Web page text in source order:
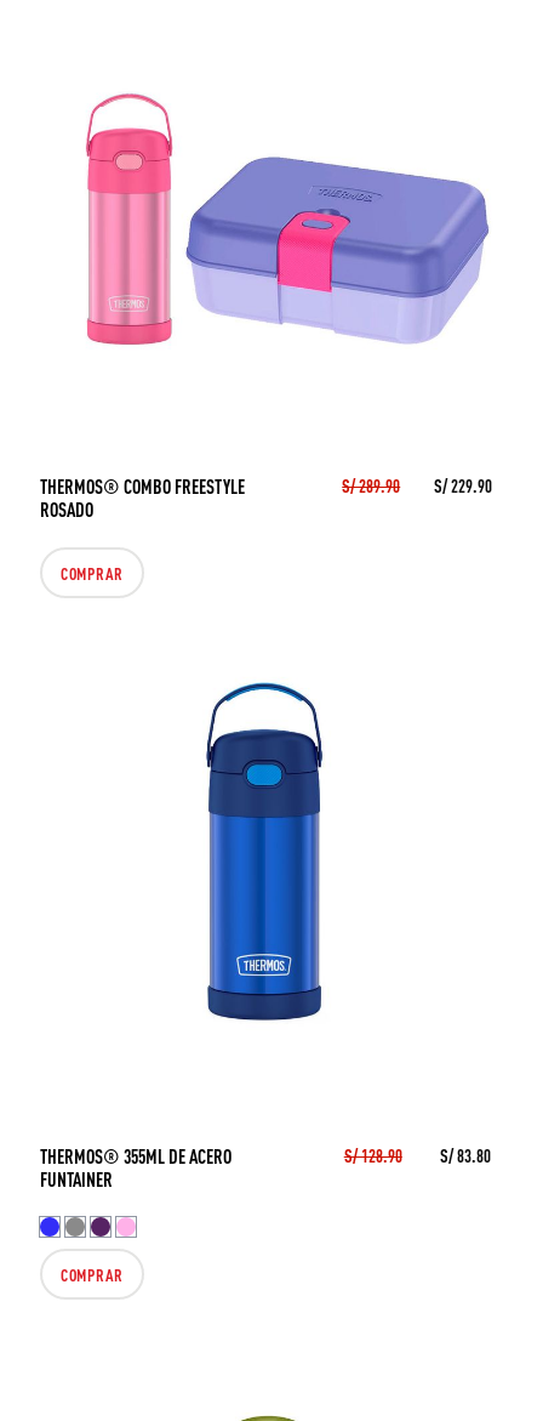
THERMOS® COMBO FREESTYLE
ROSADO
S/ 289.90 S/ 229.90
COMPRAR
THERMOS® 355ML DE ACERO
FUNTAINER
S/ 128.90 S/ 83.80
COMPRAR